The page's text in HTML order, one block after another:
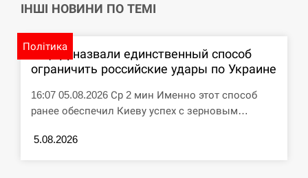
12:10
циклоспорозу, захворіли понад 10 тисяч…
СЕРПЕНЬ
11:53
Под огнем “Эпицентр”, ROZETKA и “Новая
почта”: что известно об…
СЕРПЕНЬ
ІНШІ НОВИНИ ПО ТЕМІ
Політика
В ЦПД назвали единственный способ
ограничить российские удары по Украине
16:07 05.08.2026 Ср 2 мин Именно этот способ
ранее обеспечил Киеву успех с зерновым…
5.08.2026